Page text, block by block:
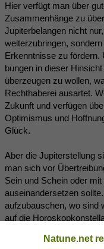
Hier verfügt man über
Zusammenhänge zu
Jupiterbelangen nicht
weiterzubringen,
Erkenntnisse zu fördern.
bungen in dieser
überzeugen zu wollen,
Rechthaberei ausartet.
Zukunft und verfügen
Optimismus und
Glück.
Aber die Jupiterstellung
man sich vor
Sein und Schein oder
auseinandersetzen
aufzubauschen, wo sind
auf die
Übertreibungen und
Natune.net